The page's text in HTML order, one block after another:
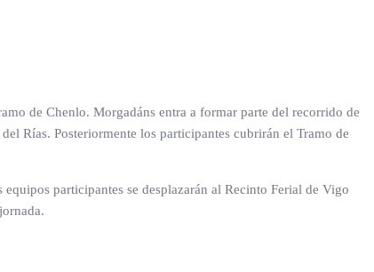
de Chenlo. Morgadáns entra a formar parte del recorrido de
Rías. Posteriormente los participantes cubrirán el Tramo de
participantes se desplazarán al Recinto Ferial de Vigo